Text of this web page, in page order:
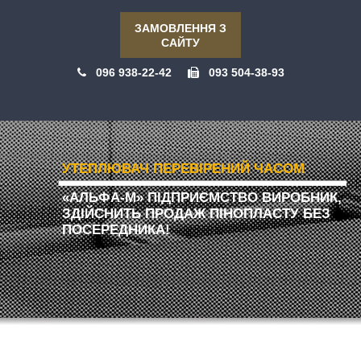
ЗАМОВЛЕННЯ З
САЙТУ
096 938-22-42 093 504-38-93
УТЕПЛЮВАЧ ПЕРЕВІРЕНИЙ ЧАСОМ
«АЛЬФА-М» ПІДПРИЄМСТВО ВИРОБНИК,
ЗДІЙСНИТЬ ПРОДАЖ ПІНОПЛАСТУ БЕЗ
ПОСЕРЕДНИКА!